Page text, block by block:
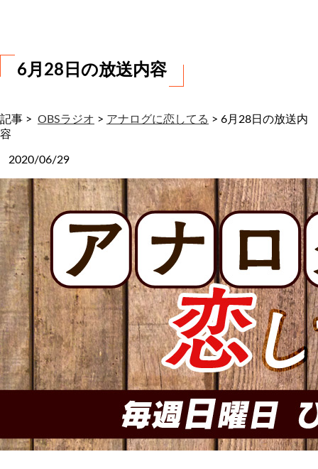
6月28日の放送内容
記事 > OBSラジオ > アナログに恋してる > 6月28日の放送内
容
2020/06/29